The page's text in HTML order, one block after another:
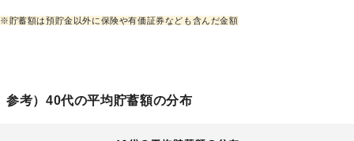
※貯蓄額は預貯金以外に保険や有価証券なども含んだ金額
参考）40代の平均貯蓄額の分布